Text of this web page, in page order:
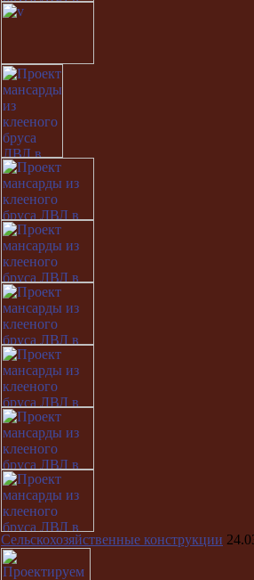
Сельскохозяйственные конструкции